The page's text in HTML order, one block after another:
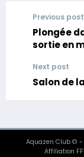
Previous post
Plongée
sortie en
Next post
Salon de
Aquazen Club © -
Affiliation